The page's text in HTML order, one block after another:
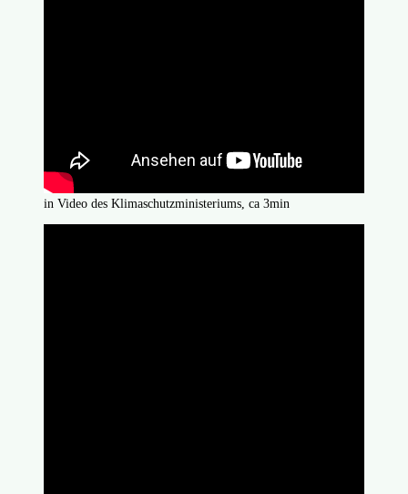
in Video des Klimaschutzministeriums, ca 3min